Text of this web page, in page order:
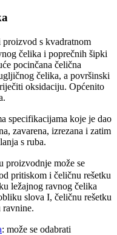
proizvod s kvadratnom
čelika i poprečnih šipki
pocinčana čelična
čelika, a površinski
oksidaciju. Općenito
specifikacijama koje je dao
zavarena, izrezana i zatim
s ruba.
proizvodnje može se
pritiskom i čeličnu rešetku
ležajnog ravnog čelika
slova I, čeličnu rešetku
: može se odabrati